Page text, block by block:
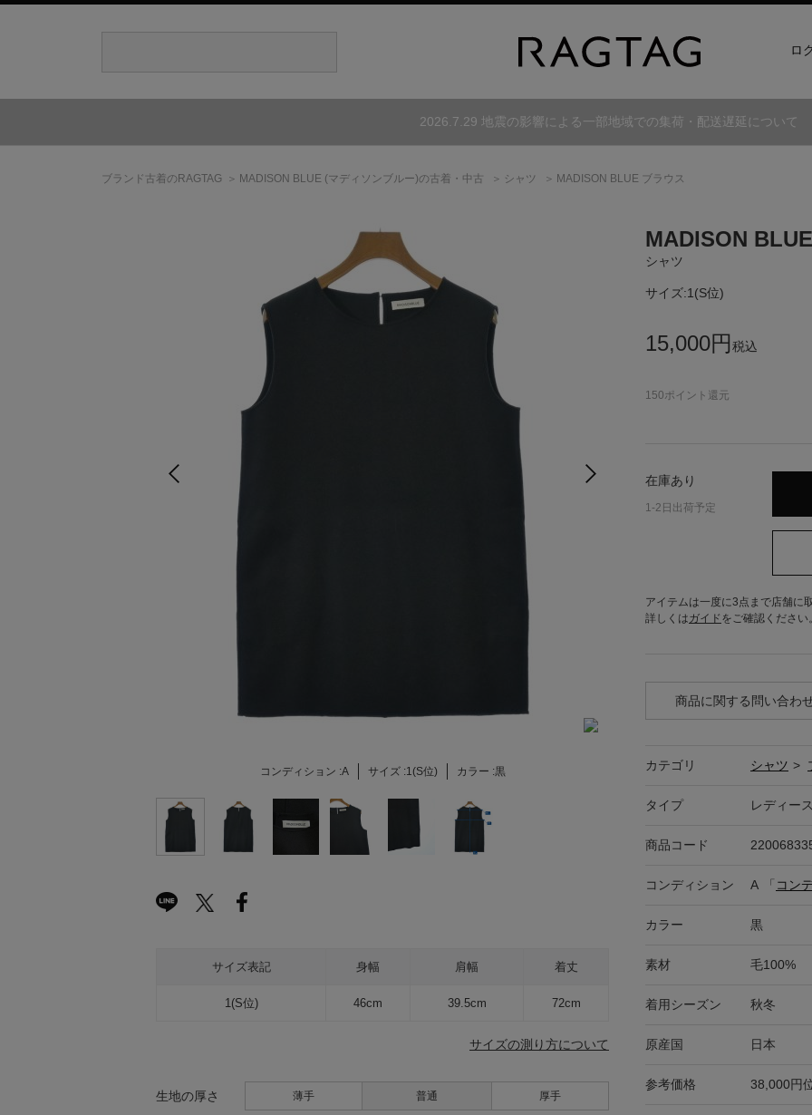
ロ
2026.7.29 地震の影響による一部地域での集荷・配送遅延について
ブランド古着のRAGTAG MADISON BLUE (マディソンブルー)の古着・中古 シャツ MADISON BLUE ブラウス
コンディション :A サイズ :1(S位) カラー :黒
サイズ表記 身幅 肩幅 着丈
1(S位) 46cm 39.5cm 72cm
サイズの測り方について
生地の厚さ 薄手 普通 厚手
MADISON BLUE
シャツ
サイズ:1(S位)
15,000円 税込
150ポイント還元
在庫あり
1-2日出荷予定
アイテムは一度に3点まで店舗に
詳しくはガイド をご確認ください。
商品に関する問い合わ
カテゴリ シャツ >
タイプ レディース
商品コード
コンディション A 「 コン
カラー 黒
素材 毛100%
着用シーズン 秋冬
原産国 日本
参考価格 38,000円